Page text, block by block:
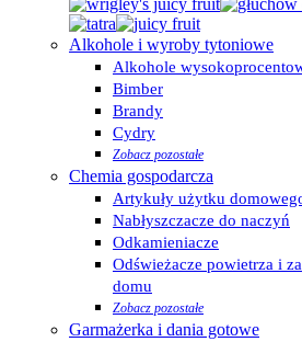
Alkohole i wyroby tytoniowe
Alkohole
Bimber
Brandy
Cydry
Zobacz pozostałe
Chemia gospodarcza
Artykuły użytku
Nabłyszczacze do naczyń
Odkamieniacze
Odświeżacze powietrza i
domu
Zobacz pozostałe
Garmażerka i dania gotowe